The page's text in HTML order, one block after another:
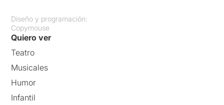
Diseño y programación:
Copymouse
Quiero ver
Teatro
Musicales
Humor
Infantil